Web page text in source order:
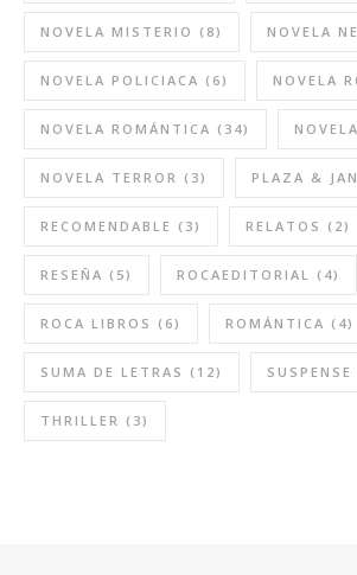
NOVELA MISTERIO (8) NOVELA
NOVELA POLICIACA (6) NOVELA
NOVELA ROMÁNTICA (34)
NOVELA TERROR (3) PLAZA &
RECOMENDABLE (3) RELATOS (2)
RESEÑA (5) ROCAEDITORIAL (4)
ROCA LIBROS (6) ROMÁNTICA (4)
SUMA DE LETRAS (12) SUSPENSE
THRILLER (3)